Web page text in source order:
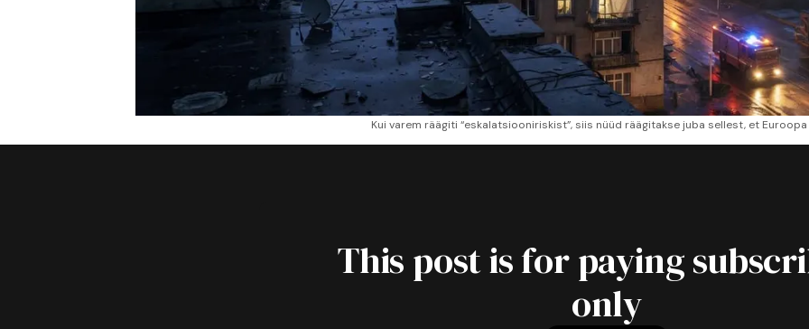
Kui varem räägiti “eskalatsiooniriskist”, siis nüüd räägitakse juba sellest, et
This post is for paying
only